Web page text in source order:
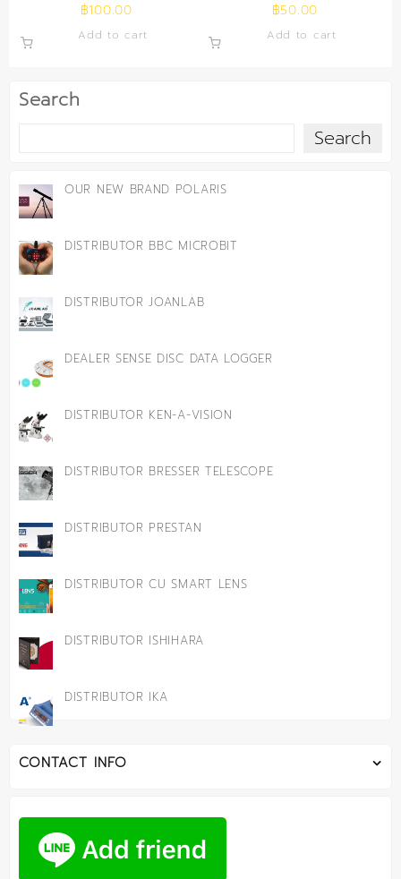
Search
Search
OUR NEW BRAND POLARIS
DISTRIBUTOR BBC MICROBIT
DISTRIBUTOR JOANLAB
DEALER SENSE DISC DATA LOGGER
DISTRIBUTOR KEN-A-VISION
DISTRIBUTOR BRESSER TELESCOPE
DISTRIBUTOR PRESTAN
DISTRIBUTOR CU SMART LENS
DISTRIBUTOR ISHIHARA
DISTRIBUTOR IKA
฿100.00
Add to cart
฿50.00
Add to cart
CONTACT INFO